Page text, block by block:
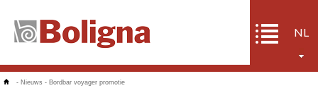
NL
- Nieuws - Bordbar voyager promotie